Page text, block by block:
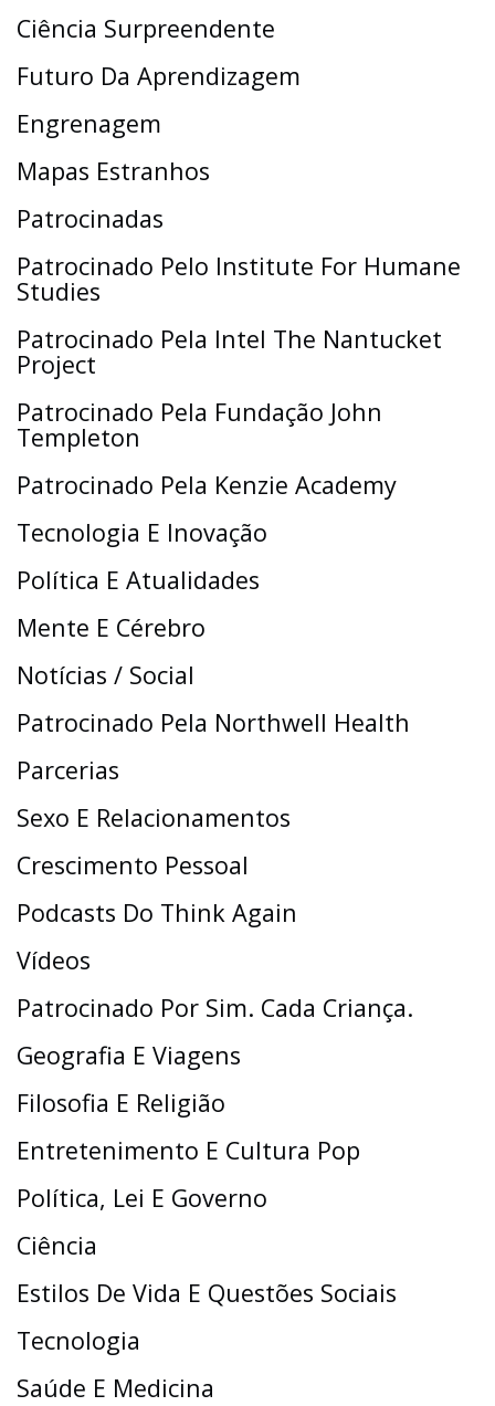
Ciência Surpreendente
Futuro Da Aprendizagem
Engrenagem
Mapas Estranhos
Patrocinadas
Patrocinado Pelo Institute For Humane
Studies
Patrocinado Pela Intel The Nantucket
Project
Patrocinado Pela Fundação John
Templeton
Patrocinado Pela Kenzie Academy
Tecnologia E Inovação
Política E Atualidades
Mente E Cérebro
Notícias / Social
Patrocinado Pela Northwell Health
Parcerias
Sexo E Relacionamentos
Crescimento Pessoal
Podcasts Do Think Again
Vídeos
Patrocinado Por Sim. Cada Criança.
Geografia E Viagens
Filosofia E Religião
Entretenimento E Cultura Pop
Política, Lei E Governo
Ciência
Estilos De Vida E Questões Sociais
Tecnologia
Saúde E Medicina